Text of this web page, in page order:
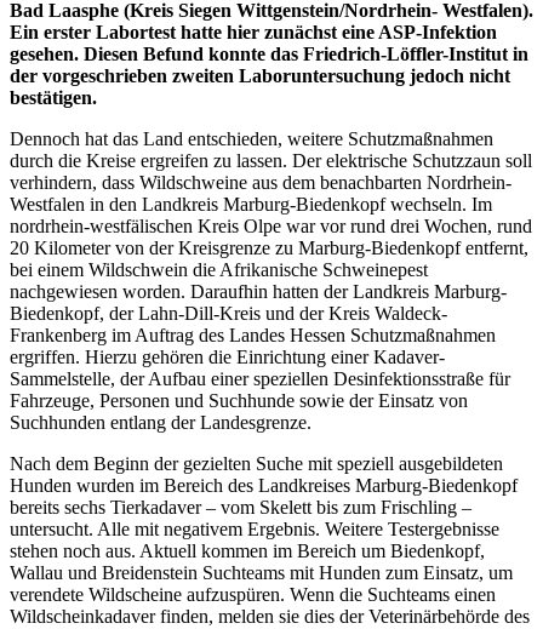
Bad Laasphe (Kreis Siegen Wittgenstein/Nordrhein- Westfalen).
Ein erster Labortest hatte hier zunächst eine ASP-Infektion
gesehen. Diesen Befund konnte das Friedrich-Löffler-Institut in
der vorgeschrieben zweiten Laboruntersuchung jedoch nicht
bestätigen.
Dennoch hat das Land entschieden, weitere Schutzmaßnahmen
durch die Kreise ergreifen zu lassen. Der elektrische Schutzzaun soll
verhindern, dass Wildschweine aus dem benachbarten Nordrhein-
Westfalen in den Landkreis Marburg-Biedenkopf wechseln. Im
nordrhein-westfälischen Kreis Olpe war vor rund drei Wochen, rund
20 Kilometer von der Kreisgrenze zu Marburg-Biedenkopf entfernt,
bei einem Wildschwein die Afrikanische Schweinepest
nachgewiesen worden. Daraufhin hatten der Landkreis Marburg-
Biedenkopf, der Lahn-Dill-Kreis und der Kreis Waldeck-
Frankenberg im Auftrag des Landes Hessen Schutzmaßnahmen
ergriffen. Hierzu gehören die Einrichtung einer Kadaver-
Sammelstelle, der Aufbau einer speziellen Desinfektionsstraße für
Fahrzeuge, Personen und Suchhunde sowie der Einsatz von
Suchhunden entlang der Landesgrenze.
Nach dem Beginn der gezielten Suche mit speziell ausgebildeten
Hunden wurden im Bereich des Landkreises Marburg-Biedenkopf
bereits sechs Tierkadaver – vom Skelett bis zum Frischling –
untersucht. Alle mit negativem Ergebnis. Weitere Testergebnisse
stehen noch aus. Aktuell kommen im Bereich um Biedenkopf,
Wallau und Breidenstein Suchteams mit Hunden zum Einsatz, um
verendete Wildscheine aufzuspüren. Wenn die Suchteams einen
Wildscheinkadaver finden, melden sie dies der Veterinärbehörde des